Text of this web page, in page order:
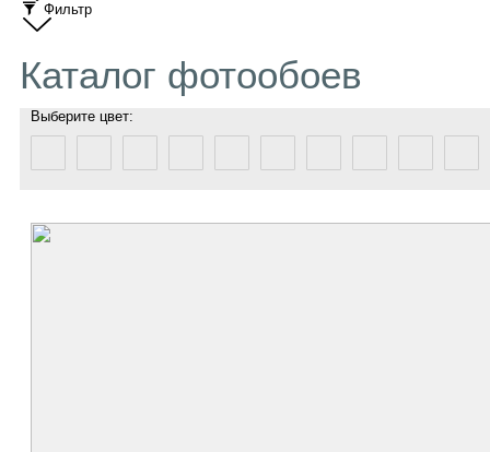
Фильтр
Каталог фотообоев
Выберите цвет: